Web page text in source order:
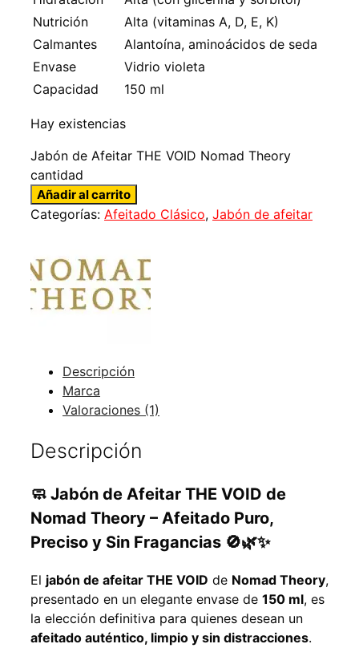
Nutrición
Alta (vitaminas A, D, E, K)
Calmantes
Alantoína, aminoácidos de seda
Envase
Vidrio violeta
Capacidad
150 ml
Hay existencias
Jabón de Afeitar THE VOID Nomad Theory
cantidad
Añadir al carrito
Categorías: Afeitado Clásico, Jabón de afeitar
Descripción
Marca
Valoraciones (1)
Descripción
🧼 Jabón de Afeitar THE VOID de
Nomad Theory – Afeitado Puro,
Preciso y Sin Fragancias 🚫🌿✨
El jabón de afeitar THE VOID de Nomad Theory,
presentado en un elegante envase de 150 ml, es
la elección definitiva para quienes desean un
afeitado auténtico, limpio y sin distracciones.